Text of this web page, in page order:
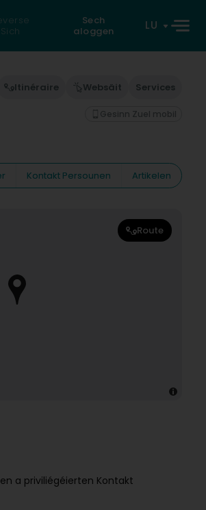
Sich
Sech
aloggen
LU
Itinéraire Websäit Services
Gesinn Zuel mobil
Kontakt Persounen
Artikelen
Route
a priviliégéierten Kontakt